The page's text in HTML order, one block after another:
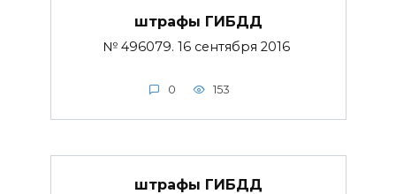
штрафы ГИБДД
№ 496079. 16 сентября 2016
0 153
штрафы ГИБДД